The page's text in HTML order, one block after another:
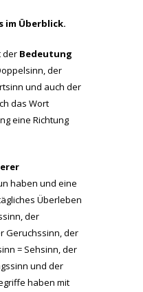
im Überblick.
der Bedeutung
der
und auch der
das Wort
eine Richtung
haben und eine
Überleben
der
Geruchssinn, der
= Sehsinn, der
und der
haben mit